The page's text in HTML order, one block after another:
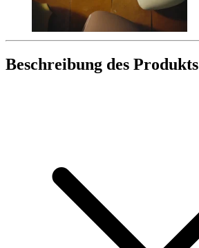
Beschreibung des Produkts